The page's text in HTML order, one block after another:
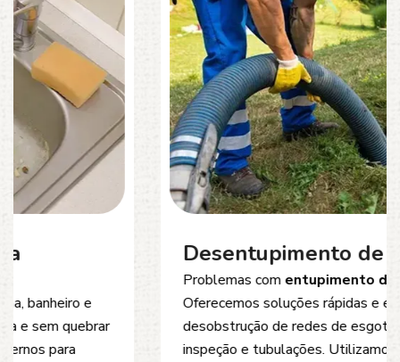
Desentupimento de Esgoto
entupimento de esgoto?
Oferecemos soluções rápidas e eficientes para
desobstrução de redes de esgoto, caixas de
inspeção e tubulações. Utilizamos equipamentos